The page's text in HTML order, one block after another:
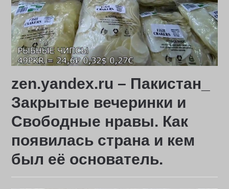
zen.yandex.ru – Пакистан_
Закрытые вечеринки и
Свободные нравы. Как
появилась страна и кем
был её основатель.